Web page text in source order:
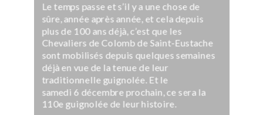
Le temps passe et s’il y a une chose de
sûre, année après année, et cela depuis
plus de 100 ans déjà, c’est que les
Chevaliers de Colomb de Saint-Eustache
sont mobilisés depuis quelques semaines
déjà en vue de la tenue de leur
traditionnelle guignolée. Et le
samedi 6 décembre prochain, ce sera la
110e guignolée de leur histoire.